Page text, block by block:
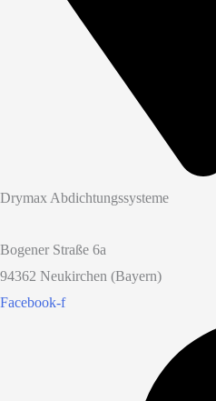
Drymax Abdichtungssysteme
Bogener Straße 6a
94362 Neukirchen (Bayern)
Facebook-f